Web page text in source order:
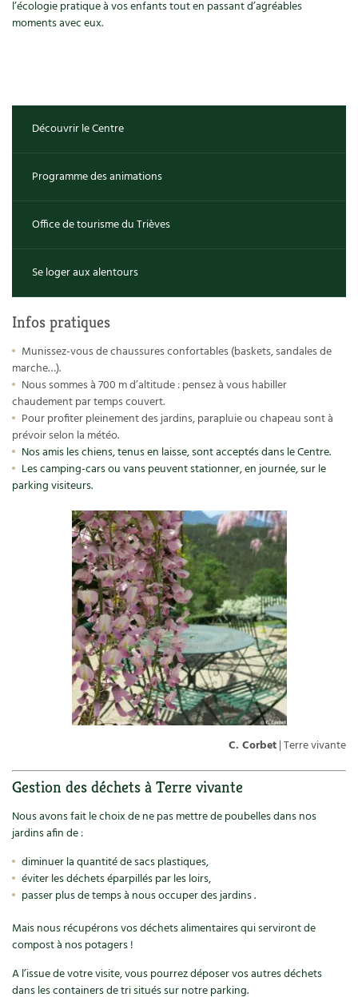
Protéger la nature
Enfants
Actions pour la planète
Carnets de saison
Compléments
Dossier4 saisons
Actualités
Vidéos et podcasts
Conseils vidéo des4 saisons
Secrets d’abonné
Tous au jardin ! avec Pascal
La vie secrète du jardin
BD : La folle histoire des plantes
l’écologie pratique à vos enfants tout en passant d’agréables
moments avec eux.
Découvrir le Centre
Programme des animations
Office de tourisme du Trièves
Se loger aux alentours
Infos pratiques
Munissez-vous de chaussures confortables (baskets, sandales de
marche…).
Nous sommes à 700 m d’altitude : pensez à vous habiller
chaudement par temps couvert.
Pour profiter pleinement des jardins, parapluie ou chapeau sont à
prévoir selon la météo.
Nos amis les chiens, tenus en laisse, sont acceptés dans le Centre.
Les camping-cars ou vans peuvent stationner, en journée, sur le
parking visiteurs.
C. Corbet| Terre vivante
Gestion des déchets à Terre vivante
Nous avons fait le choix de ne pas mettre de poubelles dans nos
jardins afin de :
diminuer la quantité de sacs plastiques,
éviter les déchets éparpillés par les loirs,
passer plus de temps à nous occuper des jardins .
Mais nous récupérons vos déchets alimentaires qui serviront de
compost à nos potagers !
A l’issue de votre visite, vous pourrez déposer vos autres déchets
dans les containers de tri situés sur notre parking.